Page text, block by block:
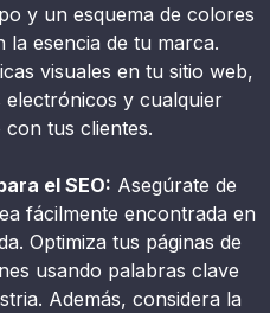
y un esquema de colores
esencia de tu marca.
visuales en tu sitio web,
y cualquier
tus clientes.
el SEO: Asegúrate de
fácilmente encontrada en
Optimiza tus páginas de
usando palabras clave
Además, considera la